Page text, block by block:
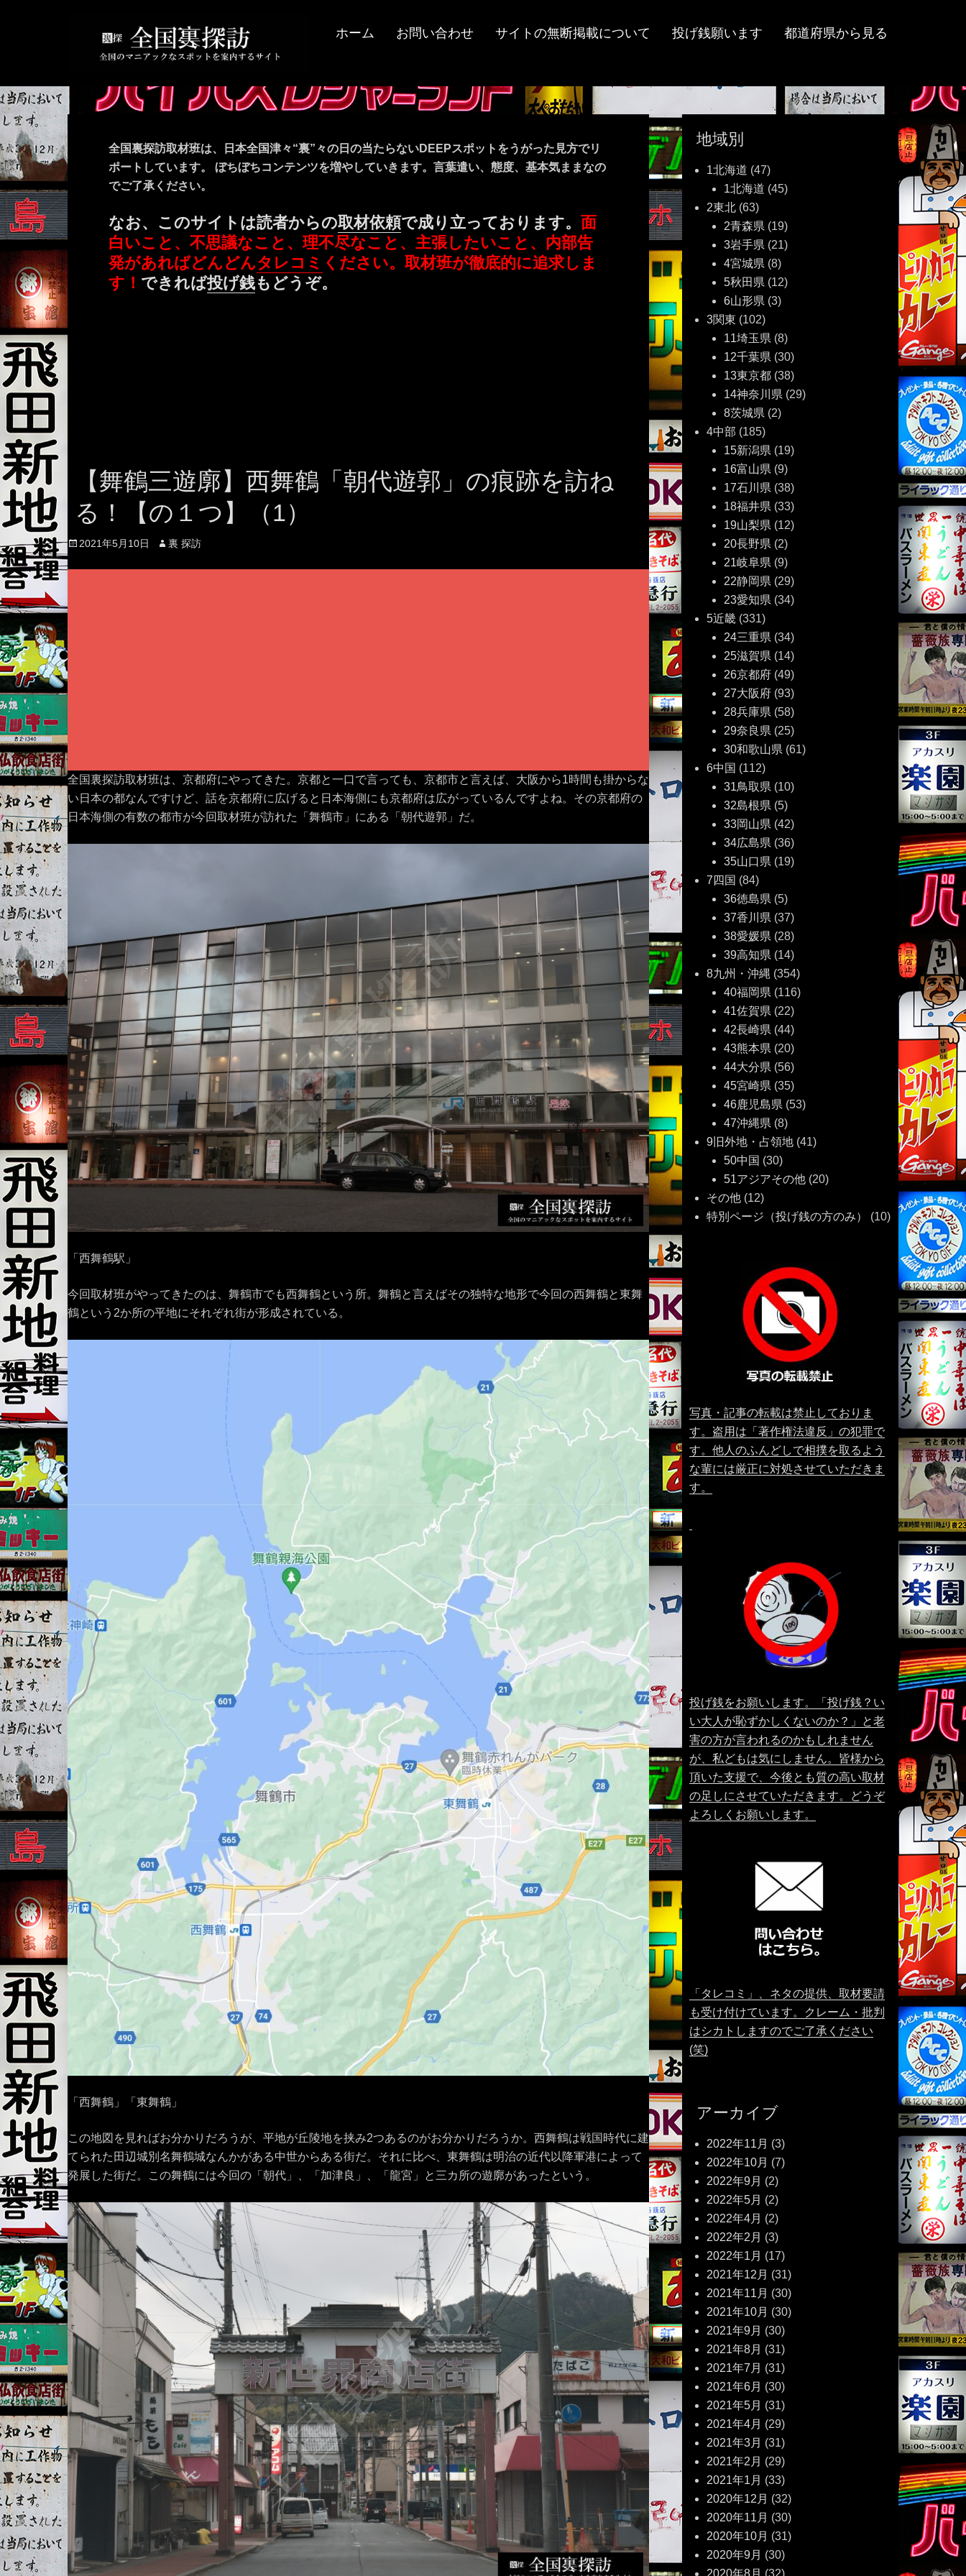
ホーム お問い合わせ サイトの無断掲載について 投げ銭願います 都道府県から見る
全国裏探訪取材班は、日本全国津々“裏”々の日の当たらないDEEPスポットをうがった見方でリ
ポートしています。 ぼちぼちコンテンツを増やしていきます。言葉遣い、態度、基本気ままなの
でご了承ください。
なお、このサイトは読者からの取材依頼で成り立っております。 面
白いこと、不思議なこと、理不尽なこと、主張したいこと、内部告
発があればどんどんタレコミ ください。取材班が徹底的に追求しま
す！ できれば投げ銭もどうぞ。
【舞鶴三遊廓】西舞鶴「朝代遊郭」の痕跡を訪ね
る！【の１つ】（1）
Posted
on
2021年5月10日 Author
裏 探訪
全国裏探訪取材班は、京都府にやってきた。京都と一口で言っても、京都市と言えば、大阪から1時間も掛からな
い日本の都なんですけど、話を京都府に広げると日本海側にも京都府は広がっているんですよね。その京都府の
日本海側の有数の都市が今回取材班が訪れた「舞鶴市」にある「朝代遊郭」だ。
「西舞鶴駅」
今回取材班がやってきたのは、舞鶴市でも西舞鶴という所。舞鶴と言えばその独特な地形で今回の西舞鶴と東舞
鶴という2か所の平地にそれぞれ街が形成されている。
「西舞鶴」「東舞鶴」
この地図を見ればお分かりだろうが、平地が丘陵地を挟み2つあるのがお分かりだろうか。西舞鶴は戦国時代に建
てられた田辺城別名舞鶴城なんかがある中世からある街だ。それに比べ、東舞鶴は明治の近代以降軍港によって
発展した街だ。この舞鶴には今回の「朝代」、「加津良」、「龍宮」と三カ所の遊廓があったという。
地域別
1北海道 (47)
1北海道 (45)
2東北 (63)
2青森県 (19)
3岩手県 (21)
4宮城県 (8)
5秋田県 (12)
6山形県 (3)
3関東 (102)
11埼玉県 (8)
12千葉県 (30)
13東京都 (38)
14神奈川県 (29)
8茨城県 (2)
4中部 (185)
15新潟県 (19)
16富山県 (9)
17石川県 (38)
18福井県 (33)
19山梨県 (12)
20長野県 (2)
21岐阜県 (9)
22静岡県 (29)
23愛知県 (34)
5近畿 (331)
24三重県 (34)
25滋賀県 (14)
26京都府 (49)
27大阪府 (93)
28兵庫県 (58)
29奈良県 (25)
30和歌山県 (61)
6中国 (112)
31鳥取県 (10)
32島根県 (5)
33岡山県 (42)
34広島県 (36)
35山口県 (19)
7四国 (84)
36徳島県 (5)
37香川県 (37)
38愛媛県 (28)
39高知県 (14)
8九州・沖縄 (354)
40福岡県 (116)
41佐賀県 (22)
42長崎県 (44)
43熊本県 (20)
44大分県 (56)
45宮崎県 (35)
46鹿児島県 (53)
47沖縄県 (8)
9旧外地・占領地 (41)
50中国 (30)
51アジアその他 (20)
その他 (12)
特別ページ（投げ銭の方のみ）
(10)
写真・記事の転載は禁止しておりま
す。盗用は「著作権法違反」の犯罪で
す。他人のふんどしで相撲を取るよう
な輩には厳正に対処させていただきま
す。
投げ銭をお願いします。「投げ銭？い
い大人が恥ずかしくないのか？」と老
害の方が言われるのかもしれません
が、私どもは気にしません。皆様から
頂いた支援で、今後とも質の高い取材
の足しにさせていただきます。どうぞ
よろしくお願いします。
「タレコミ」、ネタの提供、取材要請
も受け付けています。クレーム・批判
はシカトしますのでご了承ください
(笑)
アーカイブ
2022年11月 (3)
2022年10月 (7)
2022年9月 (2)
2022年5月 (2)
2022年4月 (2)
2022年2月 (3)
2022年1月 (17)
2021年12月 (31)
2021年11月 (30)
2021年10月 (30)
2021年9月 (30)
2021年8月 (31)
2021年7月 (31)
2021年6月 (30)
2021年5月 (31)
2021年4月 (29)
2021年3月 (31)
2021年2月 (29)
2021年1月 (33)
2020年12月 (32)
2020年11月 (30)
2020年10月 (31)
2020年9月 (30)
2020年8月 (32)